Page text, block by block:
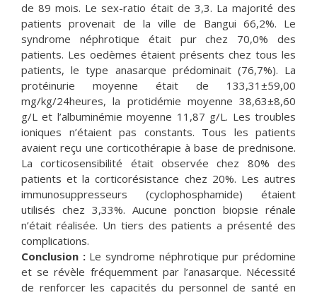
de 89 mois. Le sex-ratio était de 3,3. La majorité des
patients provenait de la ville de Bangui 66,2%. Le
syndrome néphrotique était pur chez 70,0% des
patients. Les oedèmes étaient présents chez tous les
patients, le type anasarque prédominait (76,7%). La
protéinurie moyenne était de 133,31±59,00
mg/kg/24heures, la protidémie moyenne 38,63±8,60
g/L et l’albuminémie moyenne 11,87 g/L. Les troubles
ioniques n’étaient pas constants. Tous les patients
avaient reçu une corticothérapie à base de prednisone.
La corticosensibilité était observée chez 80% des
patients et la corticorésistance chez 20%. Les autres
immunosuppresseurs (cyclophosphamide) étaient
utilisés chez 3,33%. Aucune ponction biopsie rénale
n’était réalisée. Un tiers des patients a présenté des
complications.
Conclusion :Le syndrome néphrotique pur prédomine
et se révèle fréquemment par l’anasarque. Nécessité
de renforcer les capacités du personnel de santé en